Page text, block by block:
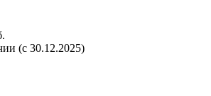
(с 30.12.2025)